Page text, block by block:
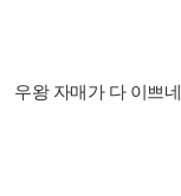
우왕 자매가 다 이쁘네